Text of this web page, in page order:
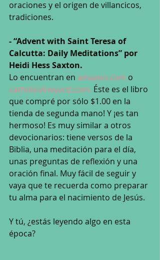
oraciones y el origen de villancicos,
tradiciones.
- “Advent with Saint Teresa of
Calcutta: Daily Meditations” por
Heidi Hess Saxton.
Lo encuentran en amazon.com o
catholicvineyard.com. Éste es el libro
que compré por sólo $1.00 en la
tienda de segunda mano! Y ¡es tan
hermoso! Es muy similar a otros
devocionarios: tiene versos de la
Biblia, una meditación para el día,
unas preguntas de reflexión y una
oración final. Muy fácil de seguir y
vaya que te recuerda como preparar
tu alma para el nacimiento de Jesús.
Y tú, ¿estás leyendo algo en esta
época?